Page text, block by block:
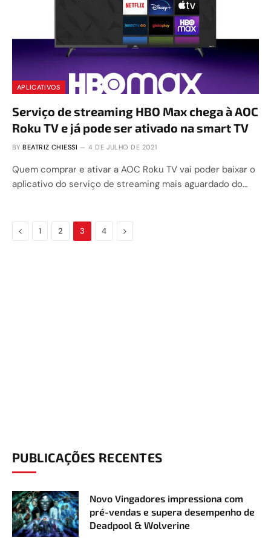
APLICATIVOS
Serviço de streaming HBO Max chega à AOC
Roku TV e já pode ser ativado na smart TV
BY BEATRIZ CHIESSI 4 DE JULHO DE 2021
Quem comprar e ativar a AOC Roku TV vai poder baixar o
aplicativo do serviço de streaming mais aguardado do…
Previous
1 2 3 4 Next
PUBLICAÇÕES RECENTES
Novo Vingadores impressiona com
pré-vendas e supera desempenho de
Deadpool & Wolverine